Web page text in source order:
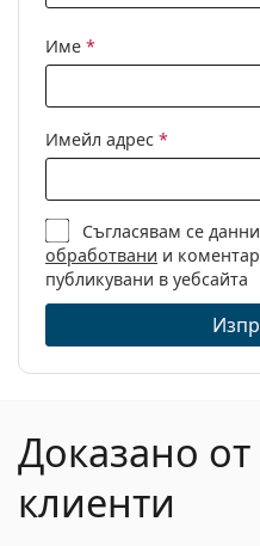
Кутия:
Да
Пол:
Мъжки
Категория:
Марка:
Carrera
Код:
213/N
Име *
Имейл адрес *
Съгласявам се
обработвани и
публикувани в уебсайта
Доказано
клиенти